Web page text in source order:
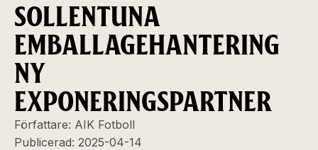
SOLLENTUNA
EMBALLAGEHANTERING
NY
EXPONERINGSPARTNER
Författare: AIK Fotboll
Publicerad: 2025-04-14